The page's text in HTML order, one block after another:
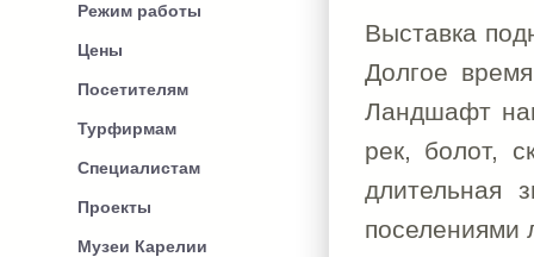
Режим работы
Цены
Посетителям
Турфирмам
Специалистам
Проекты
Музеи Карелии
Выставка
Долгое
Ландшафт
рек, болот,
длительная
поселениями